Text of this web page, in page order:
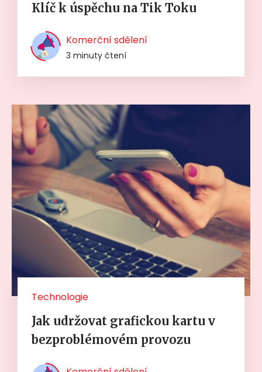
Klíč k úspěchu na Tik Toku
Komerční sdělení
3 minuty čtení
Technologie
Jak udržovat grafickou kartu v
bezproblémovém provozu